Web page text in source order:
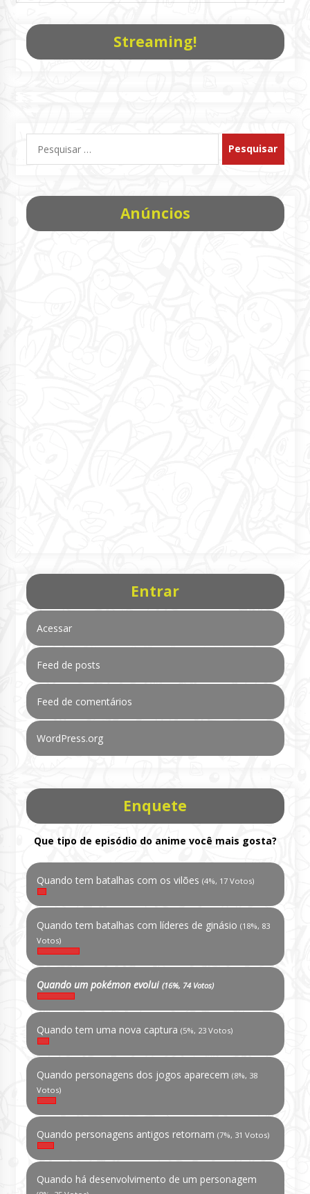
Streaming!
por:
Anúncios
Entrar
Acessar
Feed de posts
Feed de comentários
WordPress.org
Enquete
Que tipo de episódio do anime você mais gosta?
Quando tem batalhas com os vilões (4%, 17 Votos)
Quando tem batalhas com líderes de ginásio (18%, 83
Votos)
Quando um pokémon evolui (16%, 74 Votos)
Quando tem uma nova captura (5%, 23 Votos)
Quando personagens dos jogos aparecem (8%, 38
Votos)
Quando personagens antigos retornam (7%, 31 Votos)
Quando há desenvolvimento de um personagem